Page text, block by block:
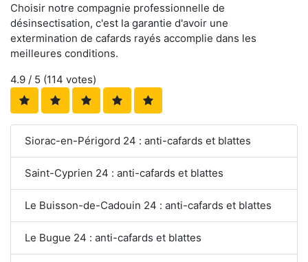
Choisir notre compagnie professionnelle de
désinsectisation, c'est la garantie d'avoir une
extermination de cafards rayés accomplie dans les
meilleures conditions.
4.9 / 5 (114 votes)
Siorac-en-Périgord 24 : anti-cafards et blattes
Saint-Cyprien 24 : anti-cafards et blattes
Le Buisson-de-Cadouin 24 : anti-cafards et blattes
Le Bugue 24 : anti-cafards et blattes